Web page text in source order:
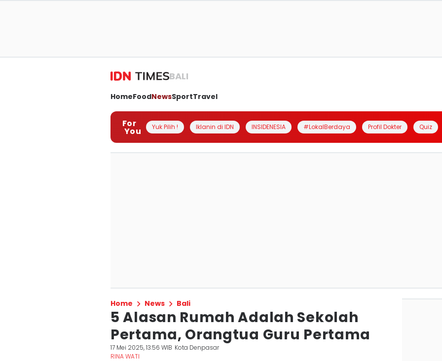
BALI
HomeFoodNewsSportTravel
For
You Yuk Pilih ! Iklanin di IDN INSIDENESIA #LokalBerdaya Profil Dokter Quiz
Home News Bali
5 Alasan Rumah Adalah Sekolah
Pertama, Orangtua Guru Pertama
17 Mei 2025, 13:56 WIB Kota Denpasar
RINA WATI